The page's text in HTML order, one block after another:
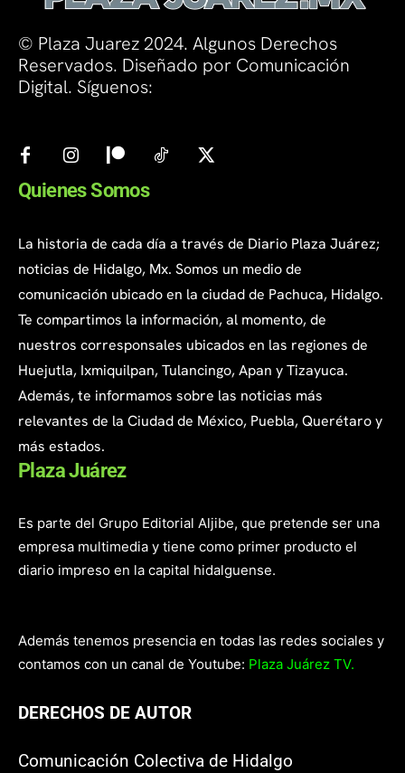
© Plaza Juarez 2024. Algunos Derechos
Reservados. Diseñado por Comunicación
Digital. Síguenos:
Quienes Somos
La historia de cada día a través de Diario Plaza Juárez;
noticias de Hidalgo, Mx. Somos un medio de
comunicación ubicado en la ciudad de Pachuca, Hidalgo.
Te compartimos la información, al momento, de
nuestros corresponsales ubicados en las regiones de
Huejutla, Ixmiquilpan, Tulancingo, Apan y Tizayuca.
Además, te informamos sobre las noticias más
relevantes de la Ciudad de México, Puebla, Querétaro y
más estados.
Plaza Juárez
Es parte del Grupo Editorial Aljibe, que pretende ser una
empresa multimedia y tiene como primer producto el
diario impreso en la capital hidalguense.
Además tenemos presencia en todas las redes sociales y
contamos con un canal de Youtube: Plaza Juárez TV.
DERECHOS DE AUTOR
Comunicación Colectiva de Hidalgo